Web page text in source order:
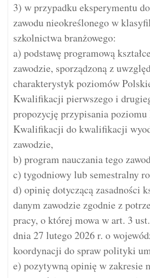
3) w przypadku eksperymentu
zawodu nieokreślonego w
szkolnictwa branżowego:
a) podstawę programową
zawodzie, sporządzoną z
charakterystyk poziomów
Kwalifikacji pierwszego i
propozycję przypisania
Kwalifikacji do kwalifikacji
zawodzie,
b) program nauczania tego
c) tygodniowy lub semestralny
d) opinię dotyczącą zasadności
danym zawodzie zgodnie z
pracy, o której mowa w art. 3
dnia 27 lutego 2026 r. o
koordynacji do spraw polityki
e) pozytywną opinię w zakresie